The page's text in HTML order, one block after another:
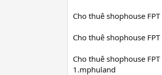
Cho thuê shophouse
Cho thuê shophouse
Cho thuê shophouse
1.mphuland